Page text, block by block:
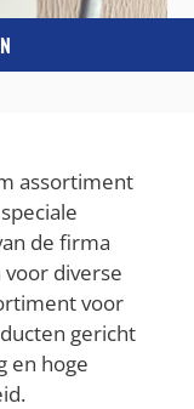
assortiment
de firma
diverse
voor
gericht
en hoge